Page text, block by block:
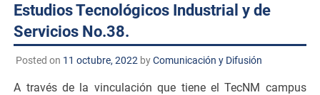
Estudios Tecnológicos Industrial y de
Servicios No.38.
Posted on 11 octubre, 2022 byComunicación y Difusión
A través de la vinculación que tiene el TecNM campus